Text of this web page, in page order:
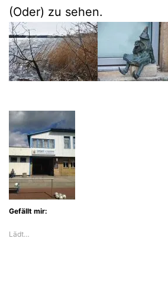
(Oder) zu sehen.
Gefällt mir:
Lädt…